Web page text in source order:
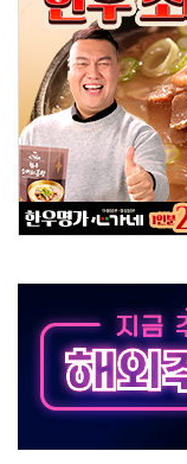
2872명
'총선·대선 직격탄' 우려
행범 체포